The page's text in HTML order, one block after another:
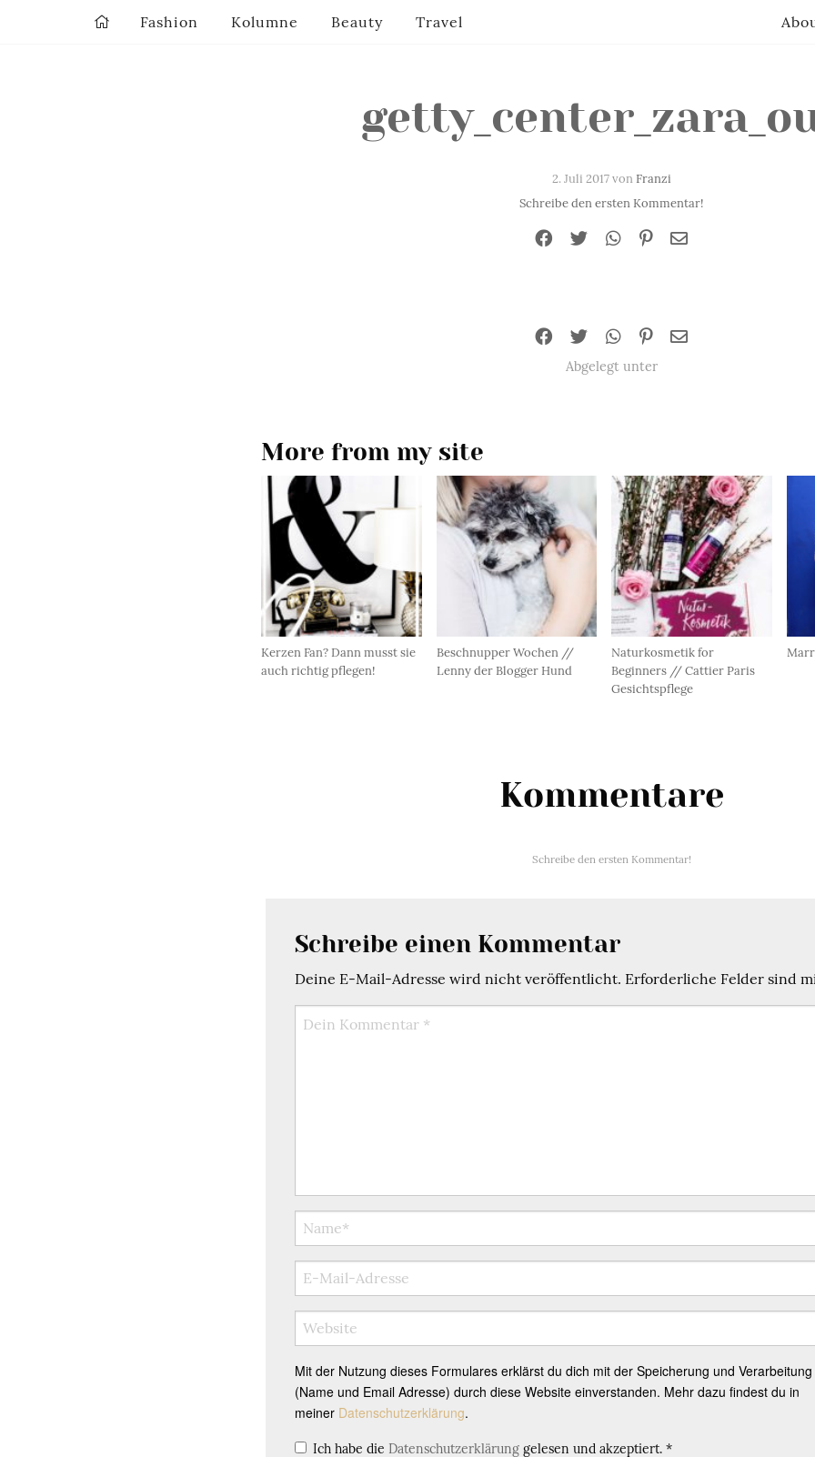
2. Juli 2017 vonFranzi
Schreibe den ersten Kommentar!
Abgelegt unter
More from my site
Kerzen Fan? Dann musst sie
auch richtig pflegen!
Beschnupper Wochen //
Lenny der Blogger Hund
Naturkosmetik for
Beginners // Cattier Paris
Gesichtspflege
Kommentare
Schreibe den ersten Kommentar!
Schreibe einen Kommentar
Deine E-Mail-Adresse wird nicht veröffentlicht. Erforderliche Felder sind
Mit der Nutzung dieses Formulares erklärst du dich mit der Speicherung und
(Name und Email Adresse) durch diese Website einverstanden. Mehr dazu findest du in
meiner Datenschutzerklärung.
Ich habe die Datenschutzerklärung gelesen und akzeptiert. *
Fashion Kolumne Beauty Travel